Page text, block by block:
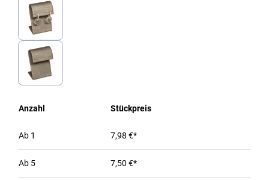
Anzahl Stückpreis
Ab 1 7,98 €*
Ab 5 7,50 €*